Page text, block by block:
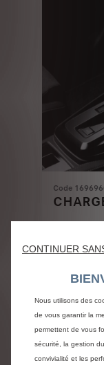
Code
159,52 €
Price
159,52
€
Quantity
updated
to:
1
CONTINUER
Nous utilisons des
de vous garantir la
permettent de vous
sécurité, la gestion
convivialité et les